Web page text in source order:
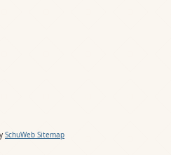
SchuWeb Sitemap